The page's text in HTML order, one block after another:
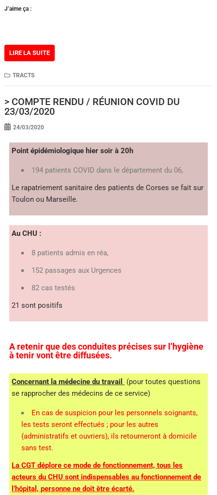
J’aime ça :
LIRE LA SUITE
TRACTS
> COMPTE RENDU / RÉUNION COVID DU
23/03/2020
24/03/2020
Point épidémiologique hier soir à 20h
194 patients COVID dans le département du 06,
Le rapatriement sanitaire des patients de Corses se fait sur
Toulon ou Marseille.
Au CHU :
8 patients admis en réa,
152 passages aux Urgences
82 cas testés
21 sont positifs
A retenir que des conduites précises sur l’hygiène
à tenir vont être diffusées.
Concernant la médecine du travail
(pour toutes questions
se rapprocher des médecins de ce service)
En cas de suspicion pour les personnels soignants,
les tests seront effectués ; pour les autres
(administratifs et ouvriers), ils retourneront à domicile
sans test.
La CGT déplore ce mode de fonctionnement, tous les
acteurs du CHU sont indispensables au fonctionnement de
l’hôpital, personne ne doit être écarté.